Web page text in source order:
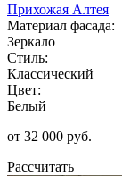
Прихожая Алтея
Материал фасада:
Зеркало
Стиль:
Классический
Цвет:
Белый
от 32 000 руб.
Рассчитать